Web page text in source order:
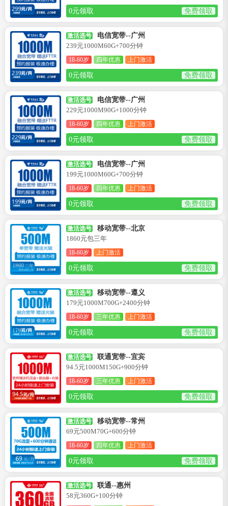
0元领取 免费领取
激活选号
电信宽带--广州
239元1000M60G+700分钟
18-60岁 四年优惠 上门激活
0元领取 免费领取
激活选号
电信宽带--广州
229元1000M90G+1000分钟
18-60岁 四年优惠 上门激活
0元领取 免费领取
激活选号
电信宽带--广州
199元1000M60G+700分钟
18-60岁 四年优惠 上门激活
0元领取 免费领取
激活选号
移动宽带--北京
1860元包三年
18-60岁 上门激活
0元领取 免费领取
激活选号
移动宽带--遵义
179元1000M700G+2400分钟
18-60岁 三年优惠 上门激活
0元领取 免费领取
激活选号
联通宽带--宜宾
94.5元1000M150G+900分钟
18-60岁 三年优惠 上门激活
0元领取 免费领取
激活选号
移动宽带--常州
69元500M70G+600分钟
18-60岁 四年优惠 上门激活
0元领取 免费领取
激活选号
联通--惠州
58元360G+100分钟